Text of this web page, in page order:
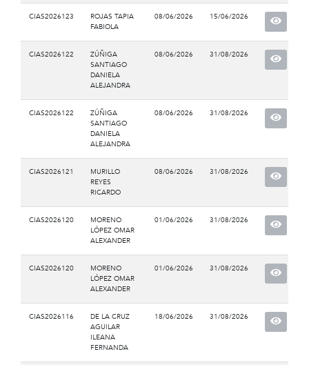
CIAS2026123
ROJAS TAPIA
FABIOLA
08/06/2026 15/06/2026
CIAS2026122
ZÚÑIGA
SANTIAGO
DANIELA
ALEJANDRA
08/06/2026 31/08/2026
CIAS2026122
ZÚÑIGA
SANTIAGO
DANIELA
ALEJANDRA
08/06/2026 31/08/2026
CIAS2026121
MURILLO
REYES
RICARDO
08/06/2026 31/08/2026
CIAS2026120
MORENO
LÓPEZ OMAR
ALEXANDER
01/06/2026 31/08/2026
CIAS2026120
MORENO
LÓPEZ OMAR
ALEXANDER
01/06/2026 31/08/2026
CIAS2026116
DE LA CRUZ
AGUILAR
ILEANA
FERNANDA
18/06/2026 31/08/2026